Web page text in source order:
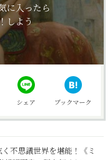
に入ったら
しよう
シェア ブックマーク
不思議世界を堪能！《ミ